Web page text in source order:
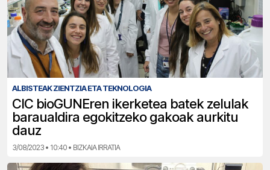
ALBISTEAK ZIENTZIA ETA TEKNOLOGIA
CIC bioGUNEren ikerketea batek zelulak
baraualdira egokitzeko gakoak aurkitu
dauz
3/08/2023 • 10:40 • BIZKAIA IRRATIA